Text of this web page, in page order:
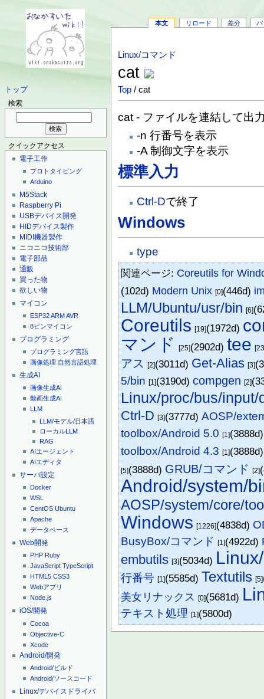
トップ
検索
クイックアクセス
電子工作
プロトタイピング
Arduino
M5Stack
Raspberry Pi
USBデバイス開発
HIDデバイス製作
MIDI機器製作
ニコニコ技術部
電子部品
通販
買った物
欲しい物
マイコン
ESP32ARMAVR
8ピンマイコン
プログラミング
プログラミング言語
画像処理 自然言語処理
生成AI
画像生成AI
動画生成AI
LLM
LLM/モデル/日本語
ローカルLLM
RAG
AIエージェント
AIエディタ
サーバ設定
Docker
WSL
CentOS Ubuntu
Apache
データベース
Web開発
PHP Ruby
JavaScript TypeScript
HTML5 CSS3
Webアプリ
Node.js
iOS/開発
Cocoa
Objective-C
Xcode
Android/開発
Android/ビルド
Android/ソースコード
Linux/デバイスドライバ
本文 リロード 差分 バ
Linux/コマンド
cat
Top / cat
cat - ファイルを連結して出
-n 行番号を表示
-A 制御文字を表示
標準入力
Ctrl-Dで終了
Windows
type
関連ページ: Coreutils for
(102d) Modern Unix [0](446d)
LLM/Ubuntu/usr/bin [6]
Coreutils [19](1972d)
マンド
[25](2902d) tee
アス [2](3011d) Get-Alias [3]
5/bin [1](3190d)compgen [2]
Linux/proc/bus/input/
Ctrl-D [3](3777d)AOSP/
toolbox/Android 5.0 [1]
toolbox/Android 4.3 [1]
[5](3888d) GRUB/コマンド [2]
Android/system/
AOSP/system/core/
Windows [1226](4838d)
BusyBox/コマンド [1](4922d)
embutils [3](5034d)
行番号 [1](5585d) Textutils [5]
美女リナックス [0](5681d)
テキスト処理 [1](5800d)